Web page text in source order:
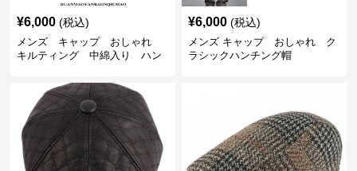
¥6,000 (税込)
メンズ キャップ おしゃれ
キルティング 中綿入り ハン
¥6,000 (税込)
メンズ キャップ おしゃれ ク
ラシックハンチング帽